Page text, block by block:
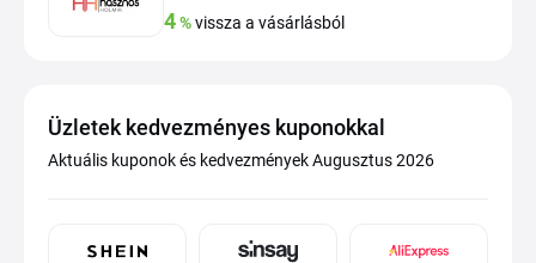
4%vissza a vásárlásból
Üzletek kedvezményes kuponokkal
Aktuális kuponok és kedvezmények Augusztus 2026